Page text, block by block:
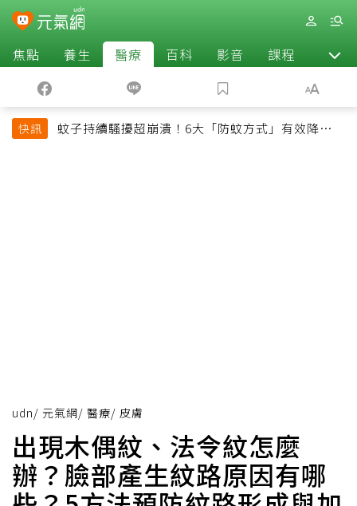
焦點 養生 醫療 百科 影音 課程 退休
快訊
蚊子持續騷擾超崩潰！6大「防蚊方式」有效降低被
udn/ 元氣網/ 醫療/ 皮膚
出現木偶紋、法令紋怎麼
辦？臉部產生紋路原因有哪